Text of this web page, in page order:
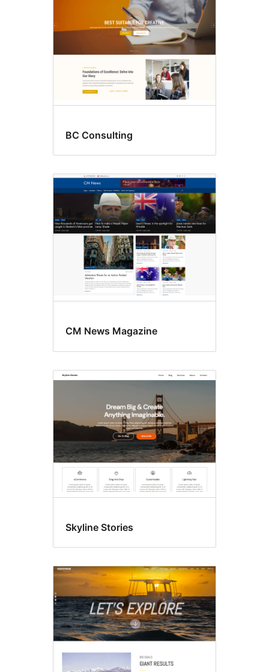
BC Consulting
CM News Magazine
Skyline Stories